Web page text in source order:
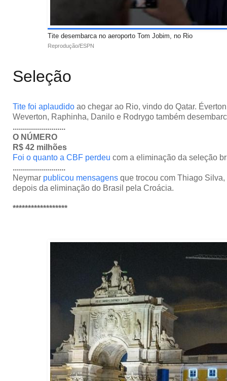
Tite desembarca no aeroporto Tom Jobim, no Rio
Reprodução/ESPN
Seleção
Tite foi aplaudido ao chegar ao Rio, vindo do Qatar.
Weverton, Raphinha, Danilo e Rodrygo também
..........................
O NÚMERO
R$ 42 milhões
Foi o quanto a CBF perdeu com a eliminação da seleção
..........................
Neymar publicou mensagens que trocou com Thiago
depois da eliminação do Brasil pela Croácia.
******************